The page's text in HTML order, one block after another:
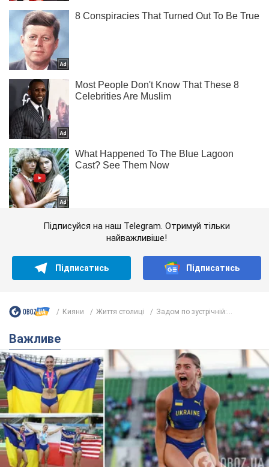
Підписуйся на наш Telegram. Отримуй тільки
найважливіше!
Підписатись Підписатись
Кияни Життя столиці Задом по зустрічній:...
Важливе